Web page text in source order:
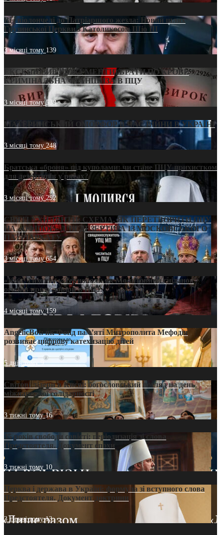
Від віолончелі до Патріаршого жезла: Новий шлях
Грузинської Церкви з Католикосом Шіо III
3 місяці тому 139
ЕКСКЛЮЗИВ (ДОКУМЕНТИ)/БРАТИ ПО КРОВІ:
КРИМІНАЛЬНА ФРАНШИЗА В ПЦУ
3 місяці тому539
МАТЕРИНСЬКИЙ ОМОРФОР В ЧАС ВІЙНИ В УКРАЇНІ
3 місяці тому248
Братська «броня» під куполами: чи стане ПЦУ прихистком
для дезертирів у рясах?
3 місяці тому292
СВЯТІ УХИЛЯНТИ: СХЕМА, ЯК ПЕРЕТВОРИТИ ПЦУ
НА «ОФШОР» ДЛЯ ДЕЗЕРТИРА ІЗ МОСКОВСЬКОГО
ПАТРІАРХАТУ
3 місяці тому654
«Кейс Тихона» у Тернополі: як Молитовний сніданок
оголив кризу довіри в ПЦУ
4 місяці тому159
AngelicBot: як Фонд пам’яті Митрополита Мефодія
розвиває цифрову катехизацію дітей
5 днів тому9
Світові лідери в Києві: богословський погляд на день
міжнародної солідарності
3 тижні тому16
35 років свободи совісті: періодизація зі слова
Предстоятеля. Документ епохи
3 тижні тому 10
Церква і держава в Україні: формула зі вступного слова
Предстоятеля. Документ доктрини
3 тижні тому13